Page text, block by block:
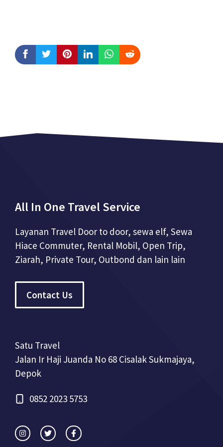
All In One Travel Service
Layanan Travel Door to door, sewa elf, Sewa
Hiace Commuter, Rental Mobil, Open Trip,
Ziarah, Private Tour, Outbond dan lain lain
Contact Us
Satu Travel
Jalan Ir Haji Juanda No 68 Cisalak Sukmajaya,
Depok
0852 2023 5753